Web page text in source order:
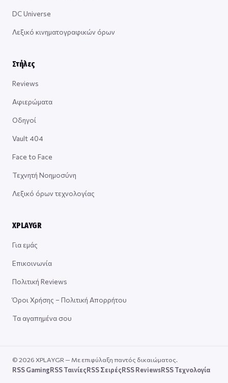
DC Universe
Λεξικό κινηματογραφικών όρων
Στήλες
Reviews
Αφιερώματα
Οδηγοί
Vault 404
Face to Face
Τεχνητή Νοημοσύνη
Λεξικό όρων τεχνολογίας
XPLAYGR
Για εμάς
Επικοινωνία
Πολιτική Reviews
Όροι Χρήσης – Πολιτική Απορρήτου
Τα αγαπημένα σου
© 2026 XPLAYGR — Με επιφύλαξη παντός δικαιώματος.
RSS GamingRSS ΤαινίεςRSS ΣειρέςRSS ReviewsRSS Τεχνολογία